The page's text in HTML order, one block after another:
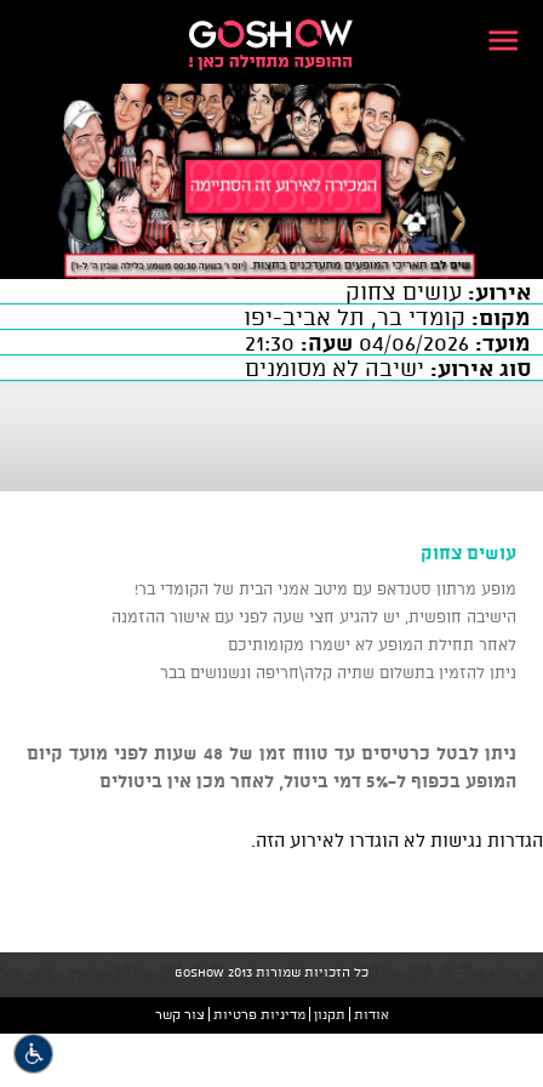
אירוע: עושים צחוק
מקום: קומדי בר, תל אביב-יפו
מועד:
שעה:
סוג אירוע: ישיבה לא מסומנים
עושים צחוק
מופע מרתון סטנדאפ עם מיטב אמני הבית של הקומדי בר!
הישיבה חופשית, יש להגיע חצי שעה לפני עם אישור ההזמנה
לאחר תחילת המופע לא ישמרו מקומותיכם
ניתן להזמין בתשלום שתיה קלה\חריפה ונשנושים בבר
ניתן לבטל כרטיסים עד טווח זמן של 48 שעות לפני מועד קיום
המופע בכפוף ל-5% דמי ביטול, לאחר מכן אין ביטולים
הגדרות נגישות לא הוגדרו לאירוע הזה.
כל הזכויות שמורות GoShow 2013
אודות תקנון מדיניות פרטיות צור קשר